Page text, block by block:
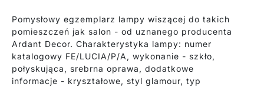
Pomysłowy egzemplarz lampy wiszącej do takich
pomieszczeń jak salon - od uznanego producenta
Ardant Decor. Charakterystyka lampy: numer
katalogowy FE/LUCIA/P/A, wykonanie - szkło,
połyskująca, srebrna oprawa, dodatkowe
informacje - kryształowe, styl glamour, typ